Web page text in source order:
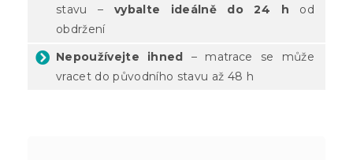
stavu – vybalte ideálně do 24 h od
obdržení
Nepoužívejte ihned – matrace se může
vracet do původního stavu až 48 h